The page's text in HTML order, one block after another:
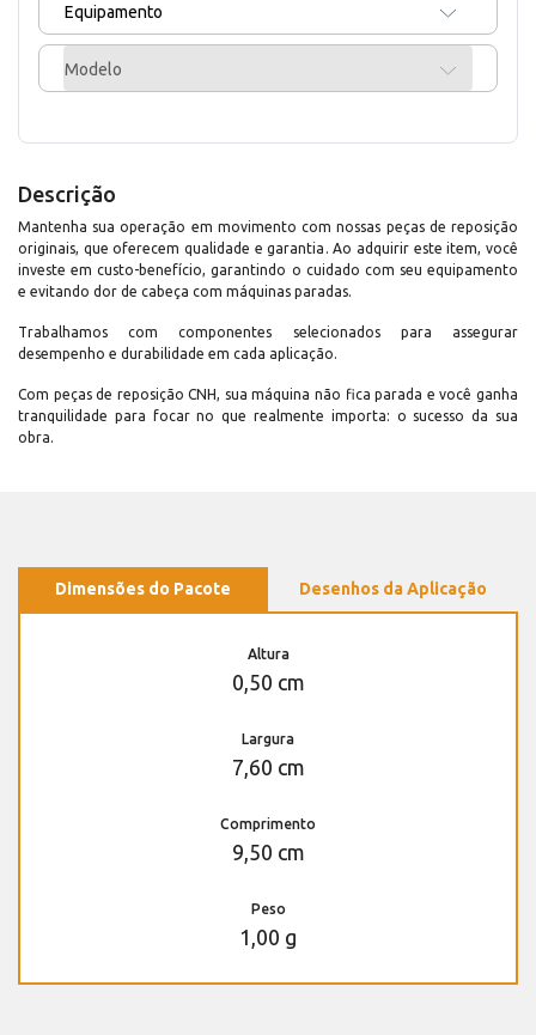
Equipamento
Modelo
Descrição
Mantenha sua operação em movimento com nossas peças de reposição
originais, que oferecem qualidade e garantia. Ao adquirir este item, você
investe em custo-benefício, garantindo o cuidado com seu equipamento
e evitando dor de cabeça com máquinas paradas.
Trabalhamos com componentes selecionados para assegurar
desempenho e durabilidade em cada aplicação.
Com peças de reposição CNH, sua máquina não fica parada e você ganha
tranquilidade para focar no que realmente importa: o sucesso da sua
obra.
Dimensões do Pacote Desenhos da Aplicação
Altura
0,50 cm
Largura
7,60 cm
Comprimento
9,50 cm
Peso
1,00 g